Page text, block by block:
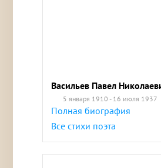
Васильев Павел
5 января 1910 - 16 июля 1937
Полная биография
Все стихи поэта